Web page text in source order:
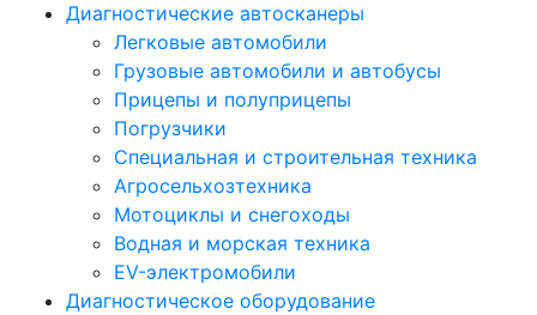
Диагностические автосканеры
Легковые автомобили
Грузовые автомобили и автобусы
Прицепы и полуприцепы
Погрузчики
Специальная и строительная техника
Агросельхозтехника
Мотоциклы и снегоходы
Водная и морская техника
EV-электромобили
Диагностическое оборудование